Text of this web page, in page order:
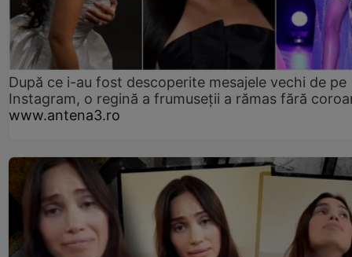
După ce i-au fost descoperite mesajele vechi de pe
Instagram, o regină a frumuseții a rămas fără
www.antena3.ro